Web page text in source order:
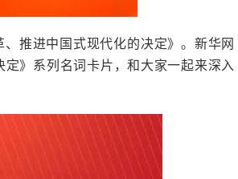
推进中国式现代化的决定》。新华网
》系列名词卡片，和大家一起来深入